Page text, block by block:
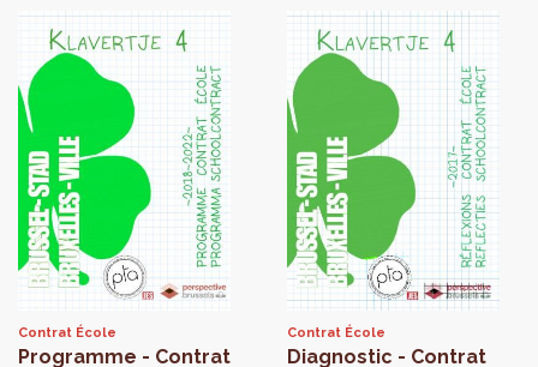
Contrat École
Programme - Contrat
Contrat École
Diagnostic - Contrat